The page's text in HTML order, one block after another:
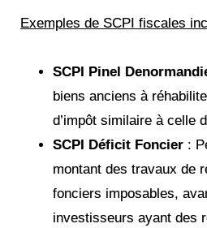
Exemples de SCPI fiscales
SCPI Pinel
biens anciens à
d’impôt similaire à celle
SCPI Déficit Foncier :
montant des travaux de
fonciers imposables,
investisseurs ayant des